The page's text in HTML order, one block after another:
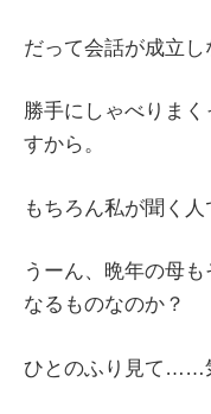
だって会話が成立し
勝手にしゃべりま
すから。
もちろん私が聞く人
うーん、晩年の母
なるものなのか？
ひとのふり見て……